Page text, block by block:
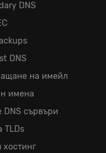
DNS
DNS
на имейл
имена
DNS сървъри
TLDs